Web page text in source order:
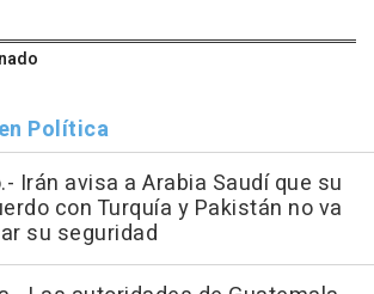
Política
Irán avisa a Arabia Saudí que su
con Turquía y Pakistán no va
su seguridad